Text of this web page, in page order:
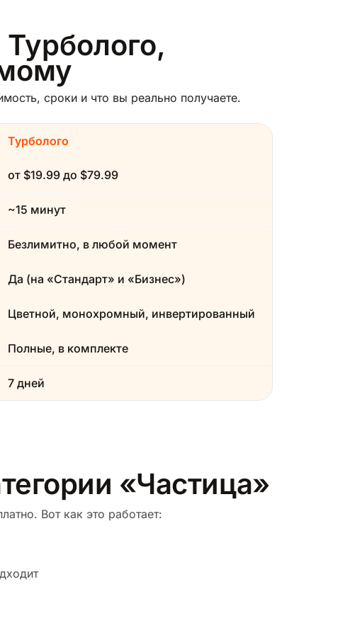
сроки и что вы реально получаете.
Турболого
от $19.99 до $79.99
~15 минут
Безлимитно, в любой момент
Да (на «Стандарт» и «Бизнес»)
Цветной, монохромный, инвертированный
Полные, в комплекте
7 дней
«Частица»
Вот как это работает: